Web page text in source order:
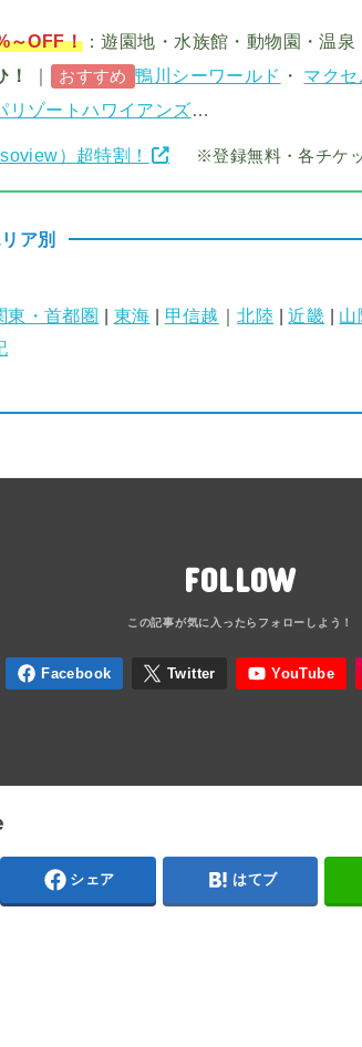
～OFF！ ：遊園地・水族館・動物園・温
！
｜ おすすめ 鴨川シーワールド ・ マクセ
リゾートハワイアンズ…
）超特割！ ※登録無料・各チケ
ア別
東・首都圏 | 東海 | 甲信越 ｜北陸 |近畿 | 山
FOLLOW
シェア はてブ